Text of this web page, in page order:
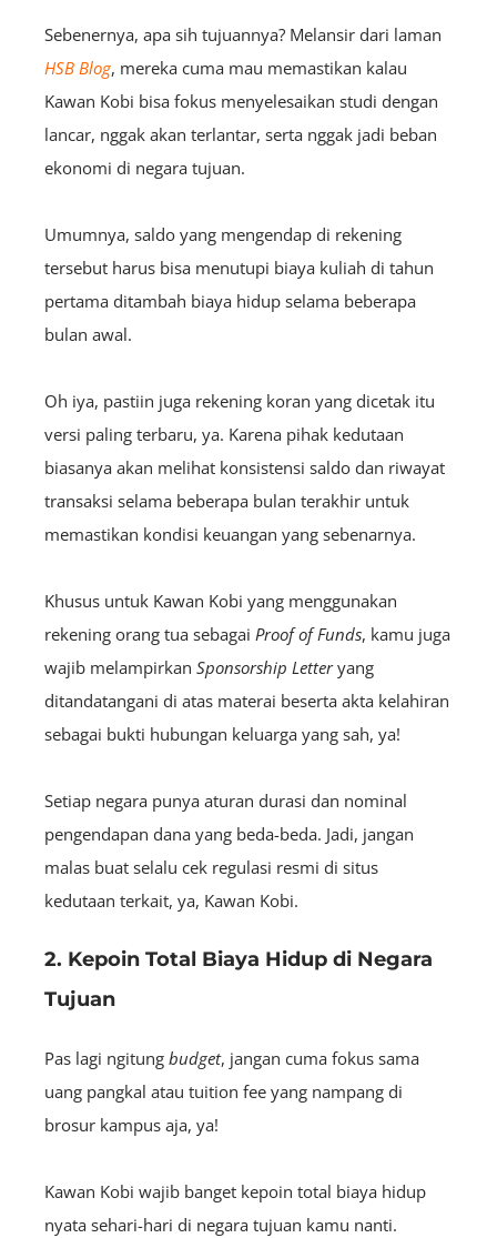
Sebenernya, apa sih tujuannya? Melansir dari laman
HSB Blog, mereka cuma mau memastikan kalau
Kawan Kobi bisa fokus menyelesaikan studi dengan
lancar, nggak akan terlantar, serta nggak jadi beban
ekonomi di negara tujuan.
Umumnya, saldo yang mengendap di rekening
tersebut harus bisa menutupi biaya kuliah di tahun
pertama ditambah biaya hidup selama beberapa
bulan awal.
Oh iya, pastiin juga rekening koran yang dicetak itu
versi paling terbaru, ya. Karena pihak kedutaan
biasanya akan melihat konsistensi saldo dan riwayat
transaksi selama beberapa bulan terakhir untuk
memastikan kondisi keuangan yang sebenarnya.
Khusus untuk Kawan Kobi yang menggunakan
rekening orang tua sebagai Proof of Funds, kamu juga
wajib melampirkan Sponsorship Letteryang
ditandatangani di atas materai beserta akta kelahiran
sebagai bukti hubungan keluarga yang sah, ya!
Setiap negara punya aturan durasi dan nominal
pengendapan dana yang beda-beda. Jadi, jangan
malas buat selalu cek regulasi resmi di situs
kedutaan terkait, ya, Kawan Kobi.
2. Kepoin Total Biaya Hidup di Negara
Tujuan
Pas lagi ngitung budget, jangan cuma fokus sama
uang pangkal atau tuition fee yang nampang di
brosur kampus aja, ya!
Kawan Kobi wajib banget kepoin total biaya hidup
nyata sehari-hari di negara tujuan kamu nanti.